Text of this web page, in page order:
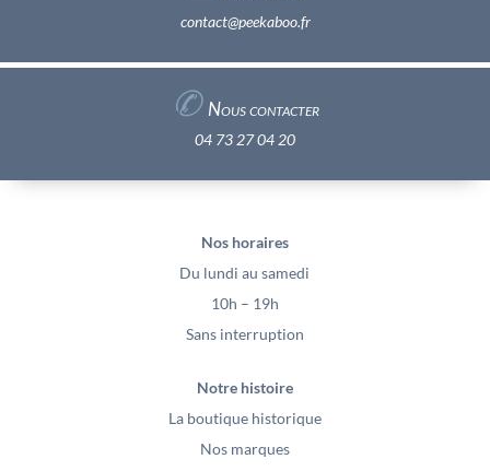
contact@peekaboo.fr
✆ Nous contacter
04 73 27 04 20
Nos horaires
Du lundi au samedi
10h – 19h
Sans interruption
Notre histoire
La boutique historique
Nos marques